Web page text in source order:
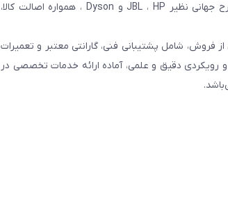
کشور شناخته می‌شود. این مجموعه با تمرکز بر واردات مستقیم و رسمی محصولات برندهای مطرح جهانی نظیر JBL ، HP و Dyson ، همواره اصالت کالا،
شامل پشتیبانی فنی، گارانتی معتبر و تعمیرات
و رویکردی دقیق و علمی، آماده ارائه خدمات تخصصی در